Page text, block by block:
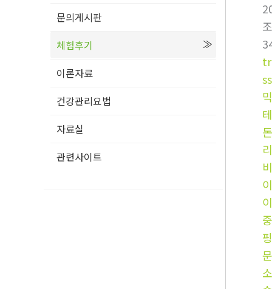
문의게시판
체험후기
이론자료
건강관리요법
자료실
관련사이트